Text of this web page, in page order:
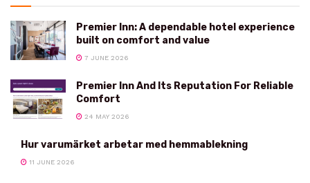
Premier Inn: A dependable hotel experience
built on comfort and value
7 JUNE 2026
Premier Inn And Its Reputation For Reliable
Comfort
24 MAY 2026
Hur varumärket arbetar med hemmablekning
11 JUNE 2026